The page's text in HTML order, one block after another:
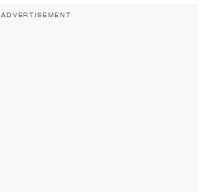
ADVERTISEMENT